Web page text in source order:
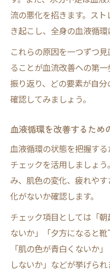
流の悪化を招きます。ス
き起こし、全身の血液循環
これらの原因を一つずつ
ることが血流改善への第
振り返り、どの要素が自
確認してみましょう。
血液循環を改善するため
血液循環の状態を把握す
チェックを活用しましょ
み、肌色の変化、疲れや
化がないか確認します。
チェック項目としては「
ないか」「夕方になると靴
「肌の色が青白くないか
しないか」などが挙げら